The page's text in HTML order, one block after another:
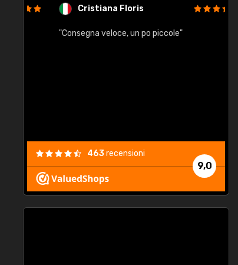
Cristiana Floris
"Consegna veloce, un po piccole"
9,0
463recensioni